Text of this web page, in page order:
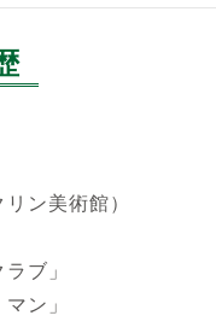
ジェームス・リジィ
シルクスクリーン(3D)
ジェームス・リジィ
ン美術館）
ブ」
ン」